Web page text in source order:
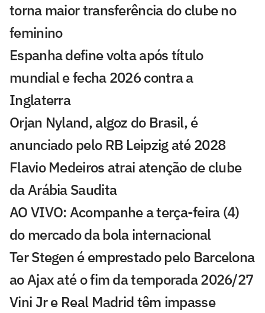
torna maior transferência do clube no
feminino
Espanha define volta após título
mundial e fecha 2026 contra a
Inglaterra
Orjan Nyland, algoz do Brasil, é
anunciado pelo RB Leipzig até 2028
Flavio Medeiros atrai atenção de clube
da Arábia Saudita
AO VIVO: Acompanhe a terça-feira (4)
do mercado da bola internacional
Ter Stegen é emprestado pelo Barcelona
ao Ajax até o fim da temporada 2026/27
Vini Jr e Real Madrid têm impasse